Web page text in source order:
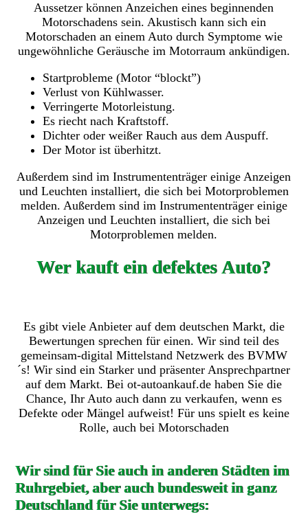
Aussetzer können Anzeichen eines beginnenden
Motorschadens sein. Akustisch kann sich ein
Motorschaden an einem Auto durch Symptome wie
ungewöhnliche Geräusche im Motorraum ankündigen.
Startprobleme (Motor “blockt”)
Verlust von Kühlwasser.
Verringerte Motorleistung.
Es riecht nach Kraftstoff.
Dichter oder weißer Rauch aus dem Auspuff.
Der Motor ist überhitzt.
Außerdem sind im Instrumententräger einige Anzeigen
und Leuchten installiert, die sich bei Motorproblemen
melden. Außerdem sind im Instrumententräger einige
Anzeigen und Leuchten installiert, die sich bei
Motorproblemen melden.
Wer kauft ein defektes Auto?
Es gibt viele Anbieter auf dem deutschen Markt, die
Bewertungen sprechen für einen. Wir sind teil des
gemeinsam-digital Mittelstand Netzwerk des BVMW
´s! Wir sind ein Starker und präsenter Ansprechpartner
auf dem Markt. Bei ot-autoankauf.de haben Sie die
Chance, Ihr Auto auch dann zu verkaufen, wenn es
Defekte oder Mängel aufweist! Für uns spielt es keine
Rolle, auch bei Motorschaden
Wir sind für Sie auch in anderen Städten im
Ruhrgebiet, aber auch bundesweit in ganz
Deutschland für Sie unterwegs: